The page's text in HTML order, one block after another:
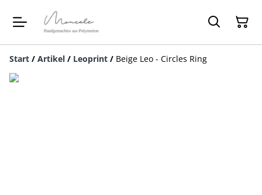
Start / Artikel / Leoprint / Beige Leo - Circles Ring